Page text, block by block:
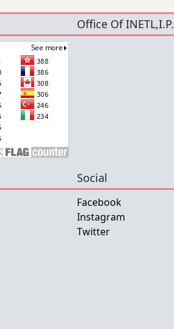
Office Of INETL,I.P.
Social
Facebook
Instagram
Twitter